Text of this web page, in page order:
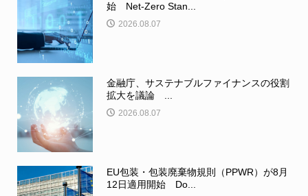
始 Net-Zero Stan...
2026.08.07
金融庁、サステナブルファイナンスの役割
拡大を議論 ...
2026.08.07
EU包装・包装廃棄物規則（PPWR）が8月
12日適用開始 Do...